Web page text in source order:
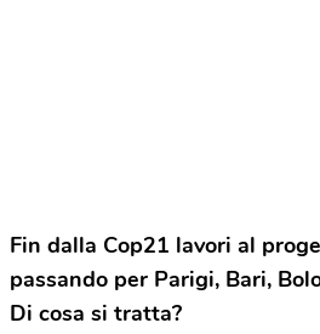
Fin dalla Cop21 lavori al
passando per Parigi, Bari,
Di cosa si tratta?